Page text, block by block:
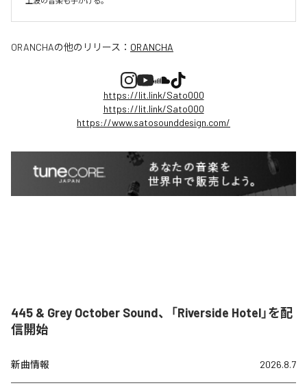
ORANCHAの他のリリース： ORANCHA
https://lit.link/Sato000
https://lit.link/Sato000
https://www.satosounddesign.com/
445 & Grey October Sound、「Riverside Hotel」を配
信開始
新曲情報 2026.8.7